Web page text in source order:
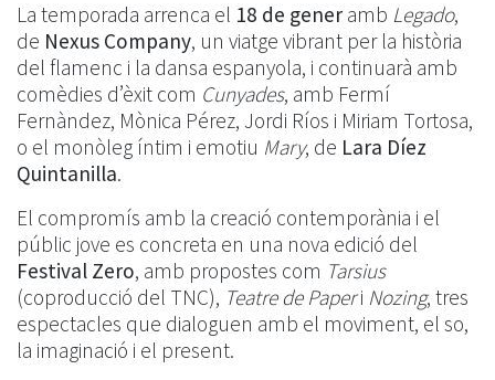
La temporada arrenca el 18 de gener amb Legado,
de Nexus Company, un viatge vibrant per la història
del flamenc i la dansa espanyola, i continuarà amb
comèdies d’èxit com Cunyades, amb Fermí
Fernàndez, Mònica Pérez, Jordi Ríos i Miriam Tortosa,
o el monòleg íntim i emotiu Mary, de Lara Díez
Quintanilla.
El compromís amb la creació contemporània i el
públic jove es concreta en una nova edició del
Festival Zero, amb propostes com Tarsius
(coproducció del TNC), Teatre de Paperi Nozing, tres
espectacles que dialoguen amb el moviment, el so,
la imaginació i el present.